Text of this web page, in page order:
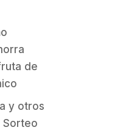
de
y otros
Sorteo